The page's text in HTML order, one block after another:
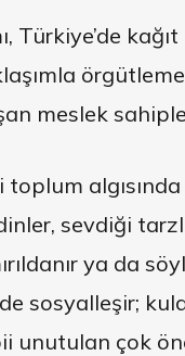
Türkiye’de
meslek
sevdiği
ya da
sosyalleşir;
unutulan çok